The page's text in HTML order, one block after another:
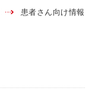
患者さん向け情報